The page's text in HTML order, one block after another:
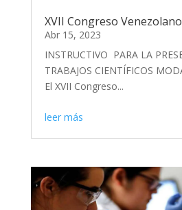
XVII Congreso
Abr 15, 2023
INSTRUCTIVO PARA LA
TRABAJOS CIENTÍFICOS
El XVII Congreso...
leer más